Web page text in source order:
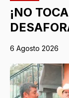
¡NO
6 Agosto 2026